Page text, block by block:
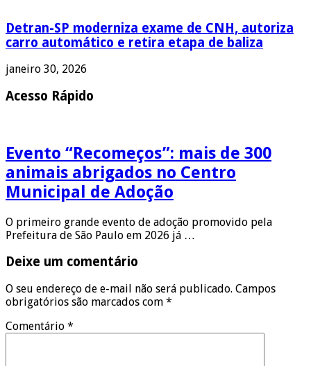
Detran-SP moderniza exame de CNH, autoriza
carro automático e retira etapa de baliza
janeiro 30, 2026
Acesso Rápido
Evento “Recomeços”: mais de 300
animais abrigados no Centro
Municipal de Adoção
O primeiro grande evento de adoção promovido pela
Prefeitura de São Paulo em 2026 já …
Deixe um comentário
O seu endereço de e-mail não será publicado. Campos
obrigatórios são marcados com *
Comentário *